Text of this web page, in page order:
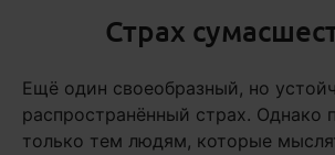
Страх
Ещё один своеобразный, но
распространённый страх. Однако
только тем людям, которые